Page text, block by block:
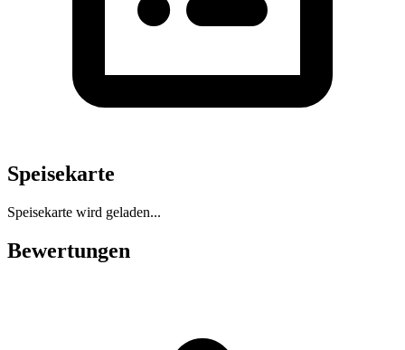
Speisekarte
Speisekarte wird geladen...
Bewertungen